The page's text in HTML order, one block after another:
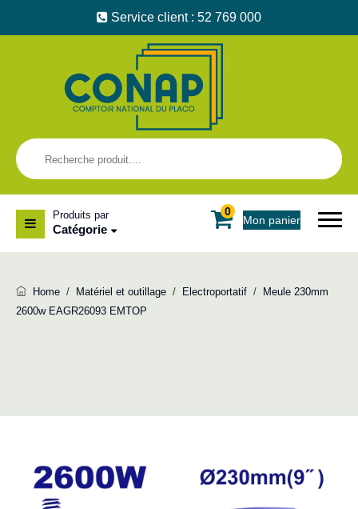
Service client : 52 769 000
0
Mon panier
Produits par
Catégorie
Home / Matériel et outillage / Electroportatif /
Meule 230mm
2600w EAGR26093 EMTOP